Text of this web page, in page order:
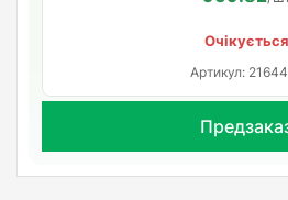
Очікується
Артикул: